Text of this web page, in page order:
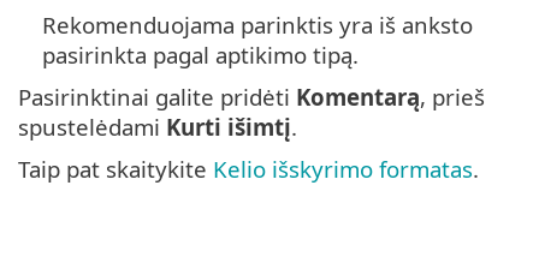
Rekomenduojama parinktis yra iš anksto
pasirinkta pagal aptikimo tipą.
Pasirinktinai galite pridėti Komentarą, prieš
spustelėdami Kurti išimtį.
Taip pat skaitykite Kelio išskyrimo formatas.